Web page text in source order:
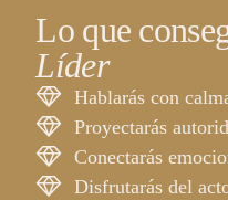
Lo que
Líder
Hablarás con
Proyectarás
Conectarás
Disfrutarás del